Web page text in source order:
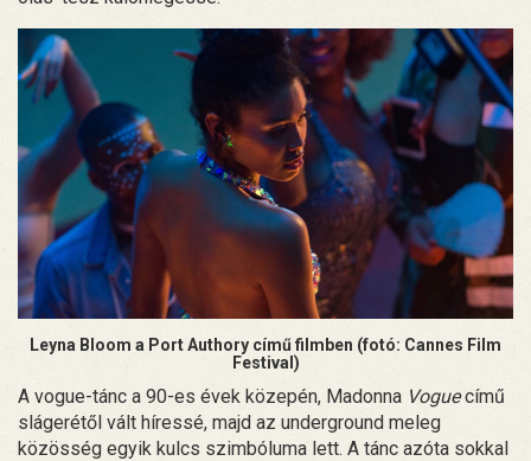
Leyna Bloom a Port Authory című filmben (fotó: Cannes Film
Festival)
A vogue-tánc a 90-es évek közepén, Madonna Voguecímű
slágerétől vált híressé, majd az underground meleg
közösség egyik kulcs szimbóluma lett. A tánc azóta sokkal